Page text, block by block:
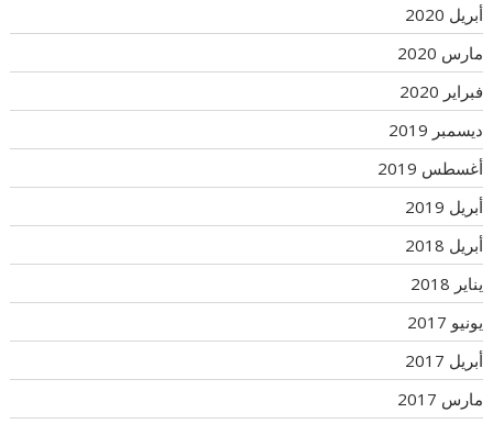
أبريل 2020
مارس 2020
فبراير 2020
ديسمبر 2019
أغسطس 2019
أبريل 2019
أبريل 2018
يناير 2018
يونيو 2017
أبريل 2017
مارس 2017